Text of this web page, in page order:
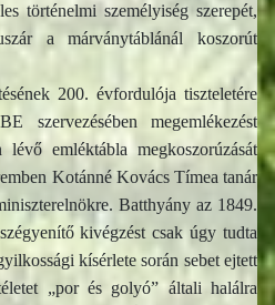
történelmi személyiség szerepét,
a márványtáblánál koszorút
200. évfordulója tiszteletére
szervezésében megemlékezést
emléktábla megkoszorúzását
Kotánné Kovács Tímea tanár
Batthyány az 1849.
kivégzést csak úgy tudta
kísérlete során sebet ejtett
„por és golyó” általi halálra